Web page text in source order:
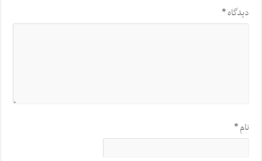
دیدگاه*
نام*